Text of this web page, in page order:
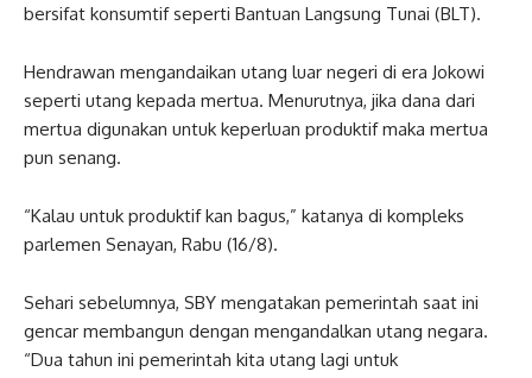
bersifat konsumtif seperti Bantuan Langsung Tunai (BLT).
Hendrawan mengandaikan utang luar negeri di era Jokowi
seperti utang kepada mertua. Menurutnya, jika dana dari
mertua digunakan untuk keperluan produktif maka mertua
pun senang.
“Kalau untuk produktif kan bagus,” katanya di kompleks
parlemen Senayan, Rabu (16/8).
Sehari sebelumnya, SBY mengatakan pemerintah saat ini
gencar membangun dengan mengandalkan utang negara.
“Dua tahun ini pemerintah kita utang lagi untuk